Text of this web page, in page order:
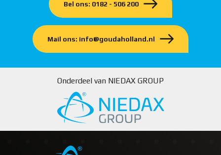
Bel ons: 0182 - 506 200
Mail ons: info@goudaholland.nl
Onderdeel van NIEDAX GROUP